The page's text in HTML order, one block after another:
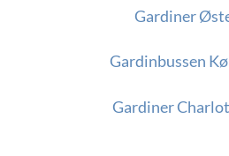
Gardiner
Gardinbussen
Gardiner